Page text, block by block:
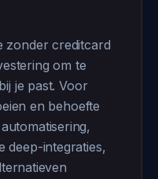
zonder creditcard
om te
je past. Voor
en behoefte
deep-integraties,